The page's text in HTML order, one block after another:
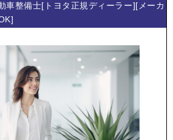
車整備士[トヨタ正規ディーラー][メーカ